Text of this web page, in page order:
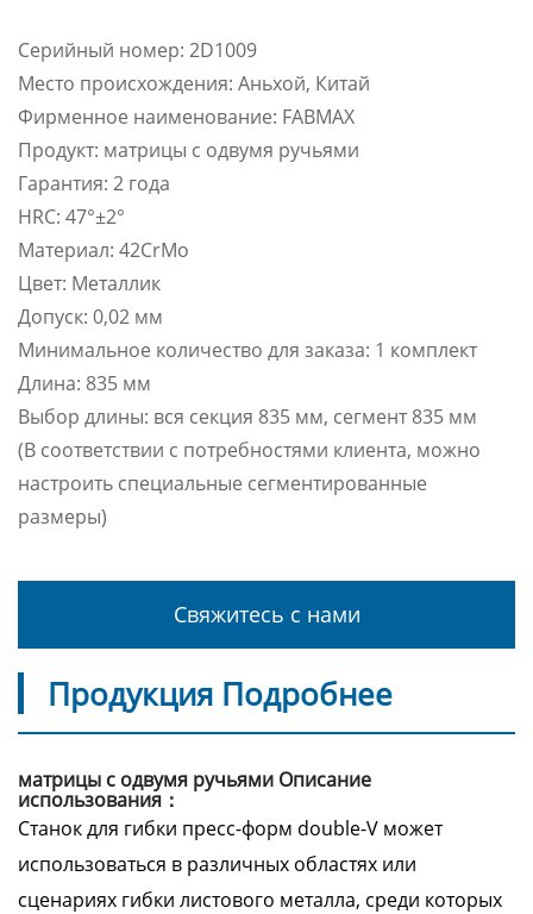
Cерийный номер: 2D1009
Место происхождения: Аньхой, Китай
Фирменное наименование: FABMAX
Продукт: матрицы с одвумя ручьями
Гарантия: 2 года
HRC: 47°±2°
Материал: 42CrMo
Цвет: Металлик
Допуск: 0,02 мм
Минимальное количество для заказа: 1 комплект
Длина: 835 мм
Выбор длины: вся секция 835 мм, сегмент 835 мм
(В соответствии с потребностями клиента, можно
настроить специальные сегментированные
размеры)
Свяжитесь с нами
Продукция Подробнее
матрицы с одвумя ручьями Описание
использования：
Станок для гибки пресс-форм double-V может
использоваться в различных областях или
сценариях гибки листового металла, среди которых